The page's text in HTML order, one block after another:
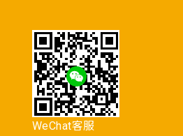
WeChat客服